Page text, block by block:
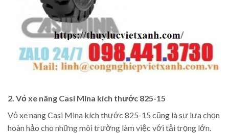
2. Vỏ xe nâng Casi Mina kích thước 825-15
Vỏ xe nang Casi Mina kích thước 825-15 cũng là sự lựa chọn
hoàn hảo cho những môi trường làm việc với tải trọng lớn.